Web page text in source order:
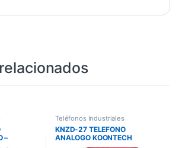
–
Teléfonos Industriales
KNZD-27 TELEFONO
ANALOGO KOONTECH